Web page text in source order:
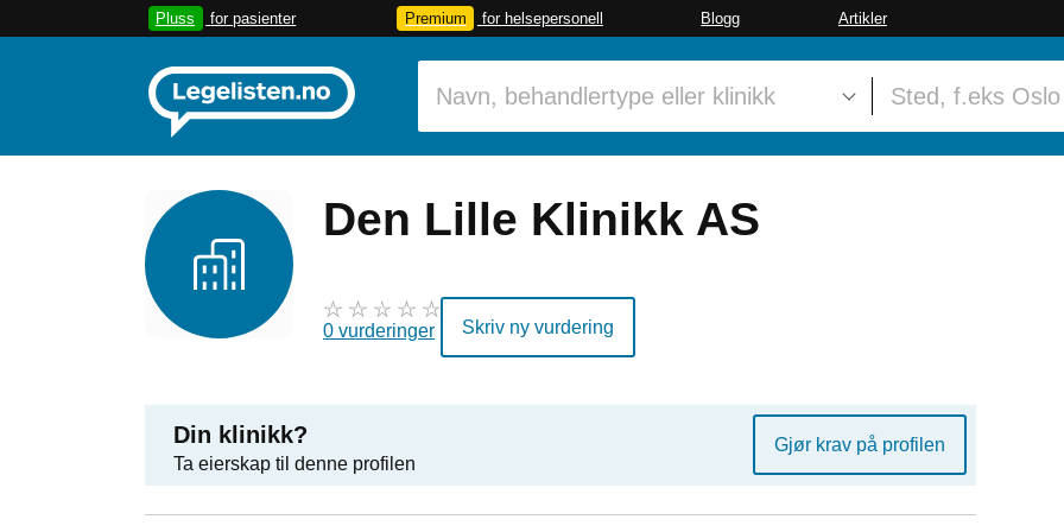
Pluss for pasienter Premium for helsepersonell Blogg Artikler
Den Lille Klinikk AS
0 vurderinger Skriv ny vurdering
Din klinikk?
Ta eierskap til denne profilen
Gjør krav på profilen